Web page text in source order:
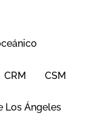
CRM CSM
Los Ángeles